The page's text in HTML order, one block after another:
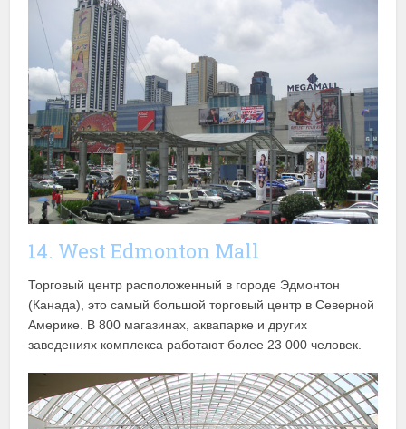
14. West Edmonton Mall
Торговый центр расположенный в городе Эдмонтон
(Канада), это самый большой торговый центр в Северной
Америке. В 800 магазинах, аквапарке и других
заведениях комплекса работают более 23 000 человек.